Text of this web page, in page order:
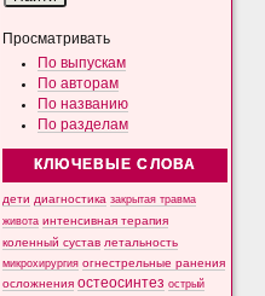
Просматривать
По выпускам
По авторам
По названию
По разделам
КЛЮЧЕВЫЕ СЛОВА
дети диагностика закрытая травма
живота интенсивная терапия
коленный сустав летальность
микрохирургия огнестрельные ранения
осложнения остеосинтез острый